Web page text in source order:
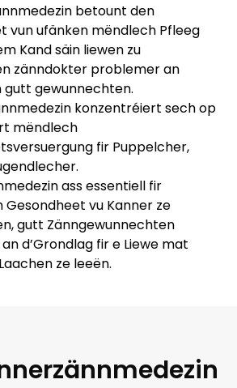
betount den
vunufänken mëndlech Pfleeg
Kand säin liewen zu
zänndokter problemeran
gutt gewunnechten.
konzentréiert sech op
mëndlech
fir Puppelcher,
ass essentiell fir
Gesondheet vu Kanner ze
gutt Zänngewunnechten
d’Grondlag fir e Liewe mat
ze leeën.